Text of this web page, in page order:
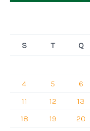
S T Q
4
5 6
11
12 13
18
19 20